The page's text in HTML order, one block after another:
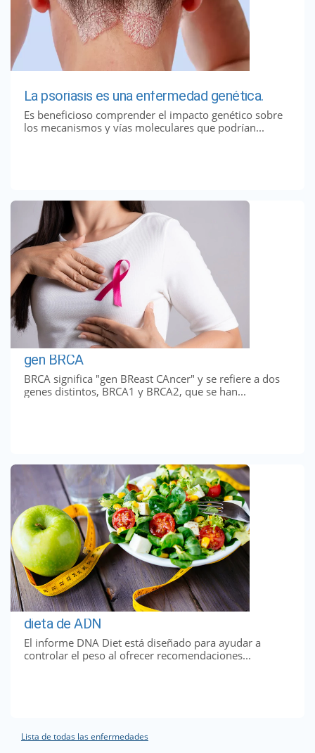
La psoriasis es una enfermedad genética.
Es beneficioso comprender el impacto genético sobre
los mecanismos y vías moleculares que podrían...
gen BRCA
BRCA significa "gen BReast CAncer" y se refiere a dos
genes distintos, BRCA1 y BRCA2, que se han...
dieta de ADN
El informe DNA Diet está diseñado para ayudar a
controlar el peso al ofrecer recomendaciones...
Lista de todas las enfermedades